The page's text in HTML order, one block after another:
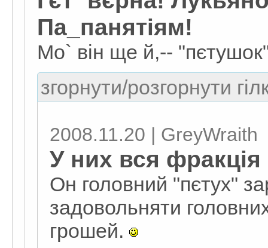
Па_панятіям!
Мо` він ще й,--
згорнути/розгорнути
2008.11.20 | GreyWraith
У них вся фракція
Он головний "пєтух"
задовольняти
грошей.